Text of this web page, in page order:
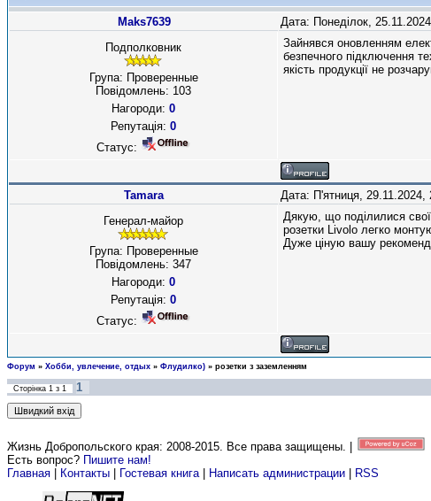
Maks7639 Дата: Понеділок,
Подполковник
Група: Проверенные
Повідомлень: 103
Нагороди: 0
Репутація: 0
Статус:
Зайнявся оновленням
безпечного підключення
якість продукції не
Tamara Дата: П'ятниця,
Генерал-майор
Група: Проверенные
Повідомлень: 347
Нагороди: 0
Репутація: 0
Статус:
Дякую, що поділилися
розетки Livolo легко
Дуже ціную вашу
Форум » Хобби, увлечение, отдых » Флудилко) » розетки з заземленням
Сторінка 1 з 1
1
Жизнь Добропольского края: 2008-2015. Все права защищены. |
Есть вопрос? Пишите нам!
Главная
Контакты Гостевая книга| Написать администрации RSS